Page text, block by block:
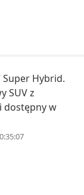
Super Hybrid.
SUV z
dostępny w